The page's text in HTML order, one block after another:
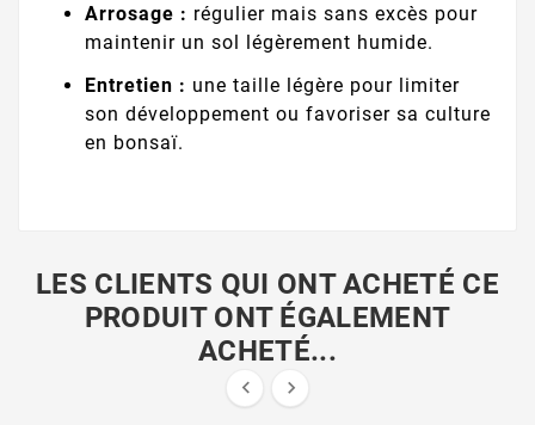
Arrosage : régulier mais sans excès pour
maintenir un sol légèrement humide.
Entretien : une taille légère pour limiter
son développement ou favoriser sa culture
en bonsaï.
LES CLIENTS QUI ONT ACHETÉ CE
PRODUIT ONT ÉGALEMENT
ACHETÉ...
 